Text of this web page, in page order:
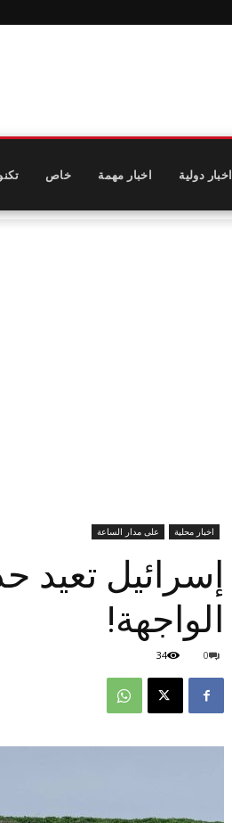
اخبار دولية اخبار مهمة خاص
اخبار محلية على مدار الساعة
الواجهة!
0
34